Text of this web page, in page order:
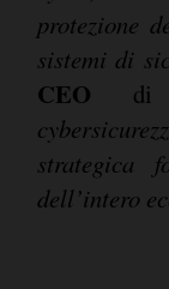
protezione
sistemi di
CEO
strategica
dell’intero